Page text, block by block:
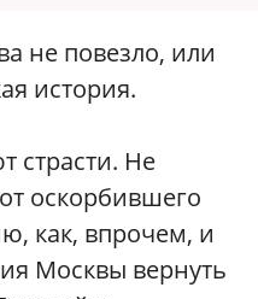
не повезло, или
история.
страсти. Не
оскорбившего
как, впрочем, и
Москвы вернуть